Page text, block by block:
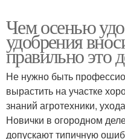
Чем осенью
удобрения
правильно это
Не нужно быть
вырастить на участке
знаний агротехники,
Новички в огородном
допускают типичную